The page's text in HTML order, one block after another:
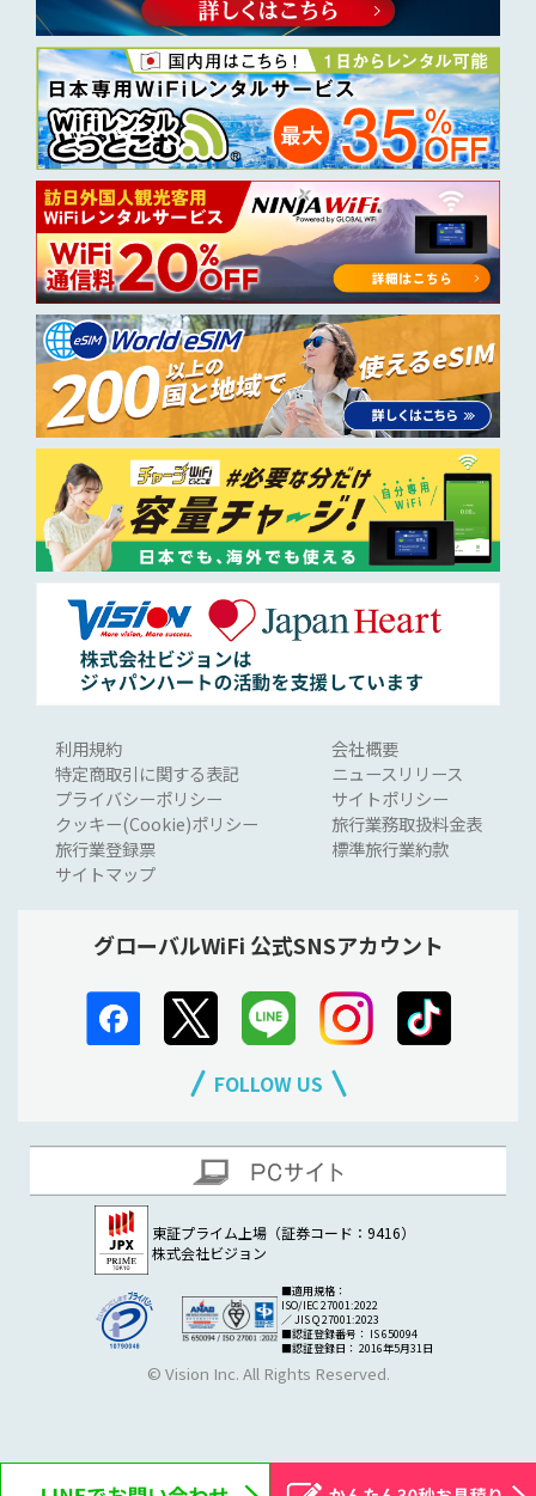
利用規約
特定商取引に関する表記
プライバシーポリシー
クッキー(Cookie)ポリシー
旅行業登録票
サイトマップ
会社概要
ニュースリリース
サイトポリシー
旅行業務取扱料金表
標準旅行業約款
グローバルWiFi 公式SNSアカウント
FOLLOW US
東証プライム上場（証券コード：9416）
株式会社ビジョン
■適用規格：
ISO/IEC 27001:2022
／ JIS Q 27001:2023
■認証登録番号： IS 650094
■認証登録日： 2016年5月31日
© Vision Inc. All Rights Reserved.